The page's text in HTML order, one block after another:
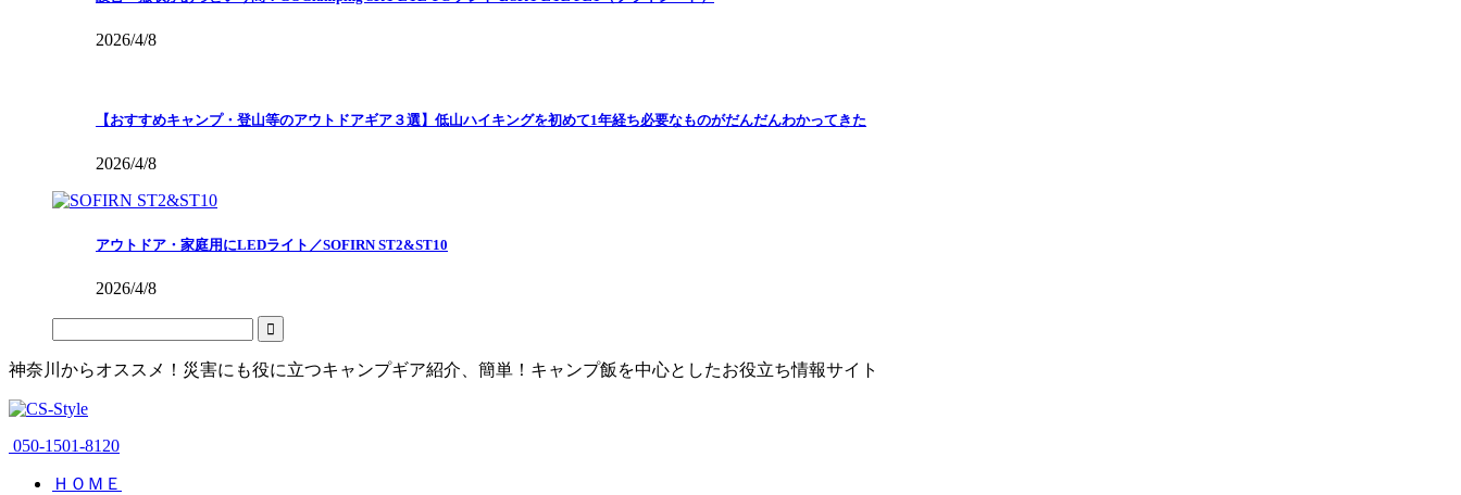
2026/4/8
【おすすめキャンプ・登山等のアウトドアギア３選】低山ハイキングを初めて1年経ち必要なものがだんだんわかってきた
2026/4/8
アウトドア・家庭用にLEDライト／SOFIRN ST2&ST10
2026/4/8
神奈川からオススメ！災害にも役に立つキャンプギア紹介、簡単！キャンプ飯を中心としたお役立ち情報サイト
050-1501-8120
ＨＯＭＥ